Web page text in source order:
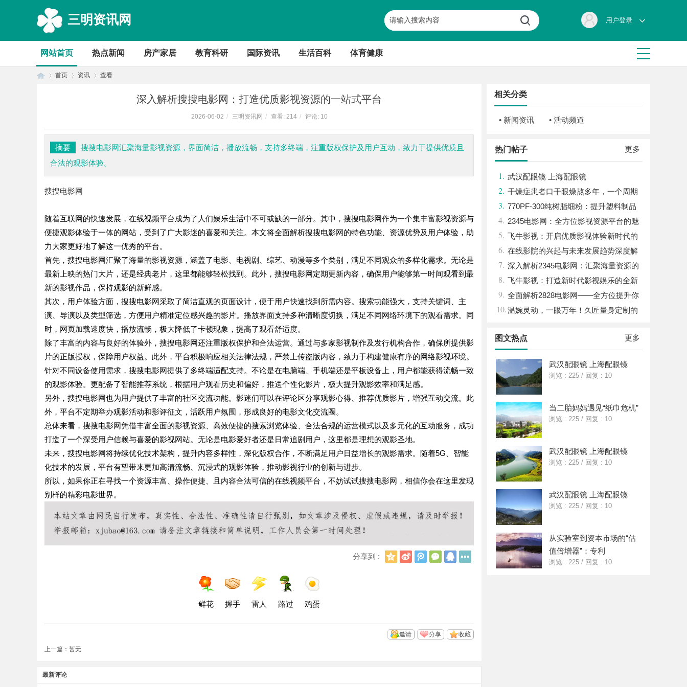
三明资讯网 用户登录
网站首页 热点新闻 房产家居 教育科研 国际资讯 生活百科 体育健康
首页 资讯 查看
深入解析搜搜电影网：打造优质影视资源的一站式平台
2026-06-02 / 三明资讯网 / 查看: 214 / 评论: 10
摘要
搜搜电影网汇聚海量影视资源，界面简洁，播放流畅，支持多终端，注重版权保护及用户互动，致力于提供优质且
合法的观影体验。
搜搜电影网
随着互联网的快速发展，在线视频平台成为了人们娱乐生活中不可或缺的一部分。其中，搜搜电影网作为一个集丰富影视资源与
便捷观影体验于一体的网站，受到了广大影迷的喜爱和关注。本文将全面解析搜搜电影网的特色功能、资源优势及用户体验，助
力大家更好地了解这一优秀的平台。
首先，搜搜电影网汇聚了海量的影视资源，涵盖了电影、电视剧、综艺、动漫等多个类别，满足不同观众的多样化需求。无论是
最新上映的热门大片，还是经典老片，这里都能够轻松找到。此外，搜搜电影网定期更新内容，确保用户能够第一时间观看到最
新的影视作品，保持观影的新鲜感。
其次，用户体验方面，搜搜电影网采取了简洁直观的页面设计，便于用户快速找到所需内容。搜索功能强大，支持关键词、主
演、导演以及类型筛选，方便用户精准定位感兴趣的影片。播放界面支持多种清晰度切换，满足不同网络环境下的观看需求。同
时，网页加载速度快，播放流畅，极大降低了卡顿现象，提高了观看舒适度。
除了丰富的内容与良好的体验外，搜搜电影网还注重版权保护和合法运营。通过与多家影视制作及发行机构合作，确保所提供影
片的正版授权，保障用户权益。此外，平台积极响应相关法律法规，严禁上传盗版内容，致力于构建健康有序的网络影视环境。
针对不同设备使用需求，搜搜电影网提供了多终端适配支持。不论是在电脑端、手机端还是平板设备上，用户都能获得流畅一致
的观影体验。更配备了智能推荐系统，根据用户观看历史和偏好，推送个性化影片，极大提升观影效率和满足感。
另外，搜搜电影网也为用户提供了丰富的社区交流功能。影迷们可以在评论区分享观影心得、推荐优质影片，增强互动交流。此
外，平台不定期举办观影活动和影评征文，活跃用户氛围，形成良好的电影文化交流圈。
总体来看，搜搜电影网凭借丰富全面的影视资源、高效便捷的搜索浏览体验、合法合规的运营模式以及多元化的互动服务，成功
打造了一个深受用户信赖与喜爱的影视网站。无论是电影爱好者还是日常追剧用户，这里都是理想的观影圣地。
未来，搜搜电影网将持续优化技术架构，提升内容多样性，深化版权合作，不断满足用户日益增长的观影需求。随着5G、智能
化技术的发展，平台有望带来更加高清流畅、沉浸式的观影体验，推动影视行业的创新与进步。
所以，如果你正在寻找一个资源丰富、操作便捷、且内容合法可信的在线视频平台，不妨试试搜搜电影网，相信你会在这里发现
别样的精彩电影世界。
分享到 :
Q
新
浪
腾
讯
微
信
Q
鲜花 握手 雷人 路过 鸡蛋
收藏
分享
邀请
上一篇：暂无
最新评论
相关分类
• 新闻资讯 • 活动频道
更多
热门帖子
1. 武汉配眼镜 上海配眼镜
2. 干燥症患者口干眼燥熬多年，一个周期
缓过来？老中医：一张辨证方对症，身体找
回津液
3. 770PF-300纯树脂细粉：提升塑料制品
性能的新选择
4. 2345电影网：全方位影视资源平台的魅
力解析
5. 飞牛影视：开启优质影视体验新时代的
平台解析
6. 在线影院的兴起与未来发展趋势深度解
析
7. 深入解析2345电影网：汇聚海量资源的
影视娱乐平台
8. 飞牛影视：打造新时代影视娱乐的全新
体验平台
9. 全面解析2828电影网——全方位提升你
的观影体验平台
10.温婉灵动，一眼万年！久匠量身定制的
女生的气质加分项
更多
图文热点
武汉配眼镜 上海配眼镜
浏览 : 225 / 回复 : 10
当二胎妈妈遇见“纸巾危机”
浏览 : 225 / 回复 : 10
武汉配眼镜 上海配眼镜
浏览 : 225 / 回复 : 10
武汉配眼镜 上海配眼镜
浏览 : 225 / 回复 : 10
从实验室到资本市场的“估
值倍增器”：专利
浏览 : 225 / 回复 : 10